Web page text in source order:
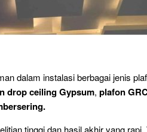
dalam instalasi berbagai jenis
drop ceiling Gypsum, plafon
tinggi dan hasil akhir yang